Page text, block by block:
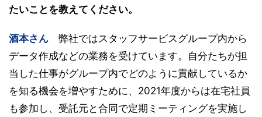
たいことを教えてください。
酒本さん
弊社ではスタッフサービスグループ内から
データ作成などの業務を受けています。自分たちが担
当した仕事がグループ内でどのように貢献しているか
を知る機会を増やすために、2021年度からは在宅社員
も参加し、受託元と合同で定期ミーティングを実施し